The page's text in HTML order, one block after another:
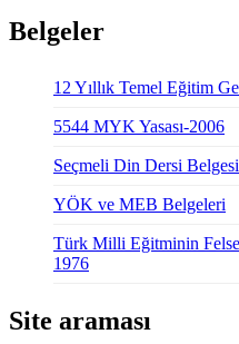
Belgeler
12 Yıllık Temel Eğitim
5544 MYK Yasası-2006
Seçmeli Din Dersi
YÖK ve MEB Belgeleri
Türk Milli Eğitminin
1976
Site araması